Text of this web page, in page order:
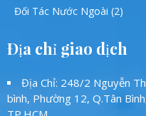
Đối Tác Nước Ngoài (2)
Địa chỉ giao dịch
Địa Chỉ: 248/2 Nguyễn
bình, Phường 12, Q.Tân